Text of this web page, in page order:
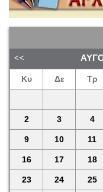
Κυ Δε Τρ
2 3 4
9 10 11
16 17 18
23 24 25